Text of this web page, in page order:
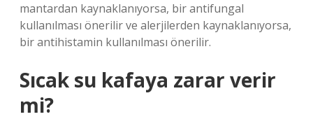
mantardan kaynaklanıyorsa, bir antifungal
kullanılması önerilir ve alerjilerden kaynaklanıyorsa,
bir antihistamin kullanılması önerilir.
Sıcak su kafaya zarar verir
mi?